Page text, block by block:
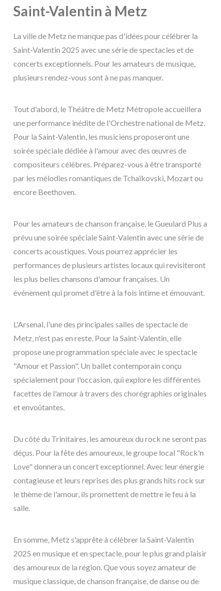
Saint-Valentin à Metz
La ville de Metz ne manque pas d'idées pour célébrer la
Saint-Valentin 2025 avec une série de spectacles et de
concerts exceptionnels. Pour les amateurs de musique,
plusieurs rendez-vous sont à ne pas manquer.
Tout d'abord, le Théâtre de Metz Métropole accueillera
une performance inédite de l'Orchestre national de Metz.
Pour la Saint-Valentin, les musiciens proposeront une
soirée spéciale dédiée à l'amour avec des œuvres de
compositeurs célèbres. Préparez-vous à être transporté
par les mélodies romantiques de Tchaïkovski, Mozart ou
encore Beethoven.
Pour les amateurs de chanson française, le Gueulard Plus a
prévu une soirée spéciale Saint-Valentin avec une série de
concerts acoustiques. Vous pourrez apprécier les
performances de plusieurs artistes locaux qui revisiteront
les plus belles chansons d'amour françaises. Un
événement qui promet d'être à la fois intime et émouvant.
L'Arsenal, l'une des principales salles de spectacle de
Metz, n'est pas en reste. Pour la Saint-Valentin, elle
propose une programmation spéciale avec le spectacle
"Amour et Passion". Un ballet contemporain conçu
spécialement pour l'occasion, qui explore les différentes
facettes de l'amour à travers des chorégraphies originales
et envoûtantes.
Du côté du Trinitaires, les amoureux du rock ne seront pas
déçus. Pour la fête des amoureux, le groupe local "Rock'n
Love" donnera un concert exceptionnel. Avec leur énergie
contagieuse et leurs reprises des plus grands hits rock sur
le thème de l'amour, ils promettent de mettre le feu à la
salle.
En somme, Metz s'apprête à célébrer la Saint-Valentin
2025 en musique et en spectacle, pour le plus grand plaisir
des amoureux de la région. Que vous soyez amateur de
musique classique, de chanson française, de danse ou de